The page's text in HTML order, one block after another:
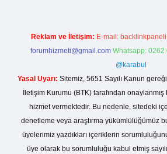
Reklam ve İletişim: E-mail:
forumhizmeti@gmail.com Whatsapp: 0262
@karabul
Yasal Uyarı: Sitemiz, 5651 Sayılı Kanun
İletişim Kurumu (BTK) tarafından onaylanmış
hizmet vermektedir. Bu nedenle, sitedeki
denetleme veya araştırma yükümlülüğümüz
üyelerimiz yazdıkları içeriklerin
üye olarak bu sorumluluğu kabul etmiş